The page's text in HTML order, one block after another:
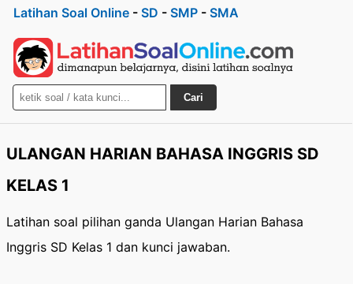
Latihan Soal Online - SD - SMP - SMA
Cari
ULANGAN HARIAN BAHASA INGGRIS SD
KELAS 1
Latihan soal pilihan ganda Ulangan Harian Bahasa
Inggris SD Kelas 1 dan kunci jawaban.